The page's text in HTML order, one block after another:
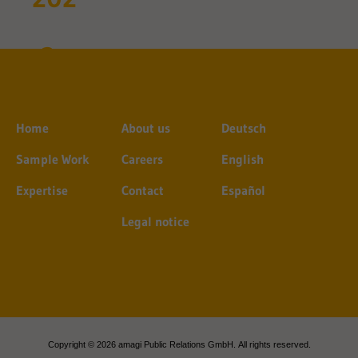
Home
Sample Work
Expertise
About us
Careers
Contact
Legal notice
Deutsch
English
Español
Copyright © 2026 amagi Public Relations GmbH. All rights reserved.